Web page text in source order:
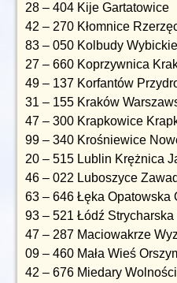
28 – 404 Kije Gartatowice
42 – 270 Kłomnice
83 – 050 Kolbudy
27 – 660 Koprzywnica
49 – 137 Korfantów
31 – 155 Kraków
47 – 300 Krapkowice
99 – 340 Krośniewice
20 – 515 Lublin Krężnica
46 – 022 Luboszyce
63 – 646 Łęka Opatowska
93 – 521 Łódź Strycharska
47 – 287 Maciowakrze
09 – 460 Mała Wieś
42 – 676 Miedary